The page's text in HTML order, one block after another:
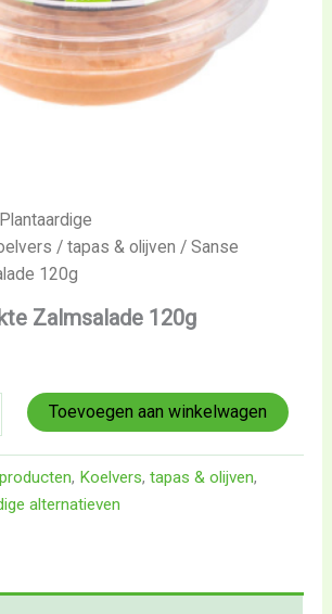
/tapas & olijven / Sanse
120g
Zalmsalade 120g
Toevoegen aan winkelwagen
, Koelvers,tapas & olijven,
alternatieven